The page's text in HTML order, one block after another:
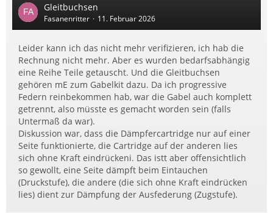
Gleitbuchsen
Fasanenritter 11. Februar 2026
Leider kann ich das nicht mehr verifizieren, ich hab die
Rechnung nicht mehr. Aber es wurden bedarfsabhängig
eine Reihe Teile getauscht. Und die Gleitbuchsen
gehören mE zum Gabelkit dazu. Da ich progressive
Federn reinbekommen hab, war die Gabel auch komplett
getrennt, also müsste es gemacht worden sein (falls
Untermaß da war).
Diskussion war, dass die Dämpfercartridge nur auf einer
Seite funktionierte, die Cartridge auf der anderen lies
sich ohne Kraft eindrückeni. Das istt aber offensichtlich
so gewollt, eine Seite dämpft beim Eintauchen
(Druckstufe), die andere (die sich ohne Kraft eindrücken
lies) dient zur Dämpfung der Ausfederung (Zugstufe).